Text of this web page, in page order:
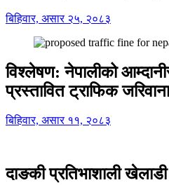
बिहिवार, असार २५, २०८३
विश्लेषण: नेपालीको
प्रस्तावित ट्राफिक
बिहिवार, असार ११, २०८३
दाङकी प्रतिभाशाली